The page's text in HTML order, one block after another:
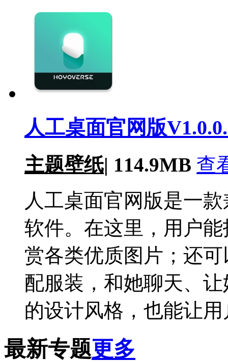
人工桌面官网版
主题壁纸| 114.9MB 查
人工桌面官网版是一
软件。在这里，用户
赏各类优质图片；还
配服装，和她聊天、
的设计风格，也能让
最新专题更多